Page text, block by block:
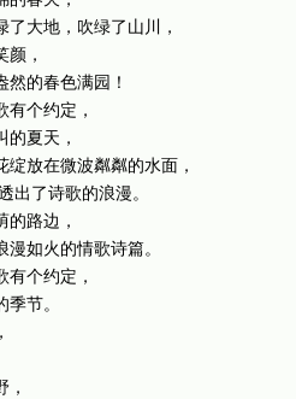
，吹绿了山川，
，
色满园！
约定，
天，
微波粼粼的水面，
歌的浪漫。
边，
的情歌诗篇。
约定，
。